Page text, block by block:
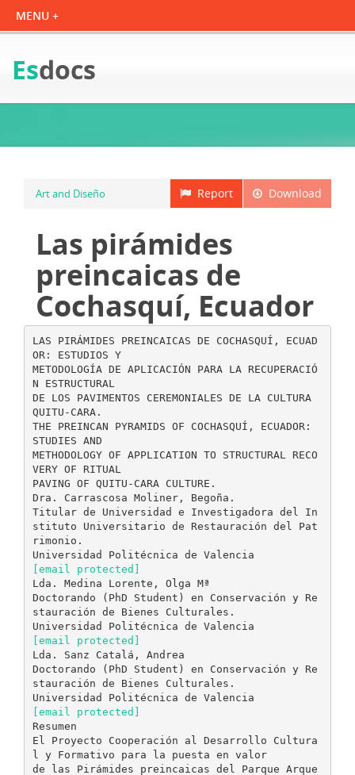
Esdocs
Download
Report
Art and Diseño
Las pirámides
preincaicas de
Cochasquí, Ecuador
LAS PIRÁMIDES PREINCAICAS DE COCHASQUÍ, ECUAD
OR: ESTUDIOS Y
METODOLOGÍA DE APLICACIÓN PARA LA RECUPERACIÓ
N ESTRUCTURAL
DE LOS PAVIMENTOS CEREMONIALES DE LA CULTURA
QUITU-CARA.
THE PREINCAN PYRAMIDS OF COCHASQUÍ, ECUADOR:
STUDIES AND
METHODOLOGY OF APPLICATION TO STRUCTURAL RECO
VERY OF RITUAL
PAVING OF QUITU-CARA CULTURE.
Dra. Carrascosa Moliner, Begoña.
Titular de Universidad e Investigadora del In
stituto Universitario de Restauración del Pat
rimonio.
[email protected]
Lda. Medina Lorente, Olga Mª
Doctorando (PhD Student) en Conservación y Re
stauración de Bienes Culturales.
[email protected]
Lda. Sanz Catalá, Andrea
Doctorando (PhD Student) en Conservación y Re
stauración de Bienes Culturales.
[email protected]